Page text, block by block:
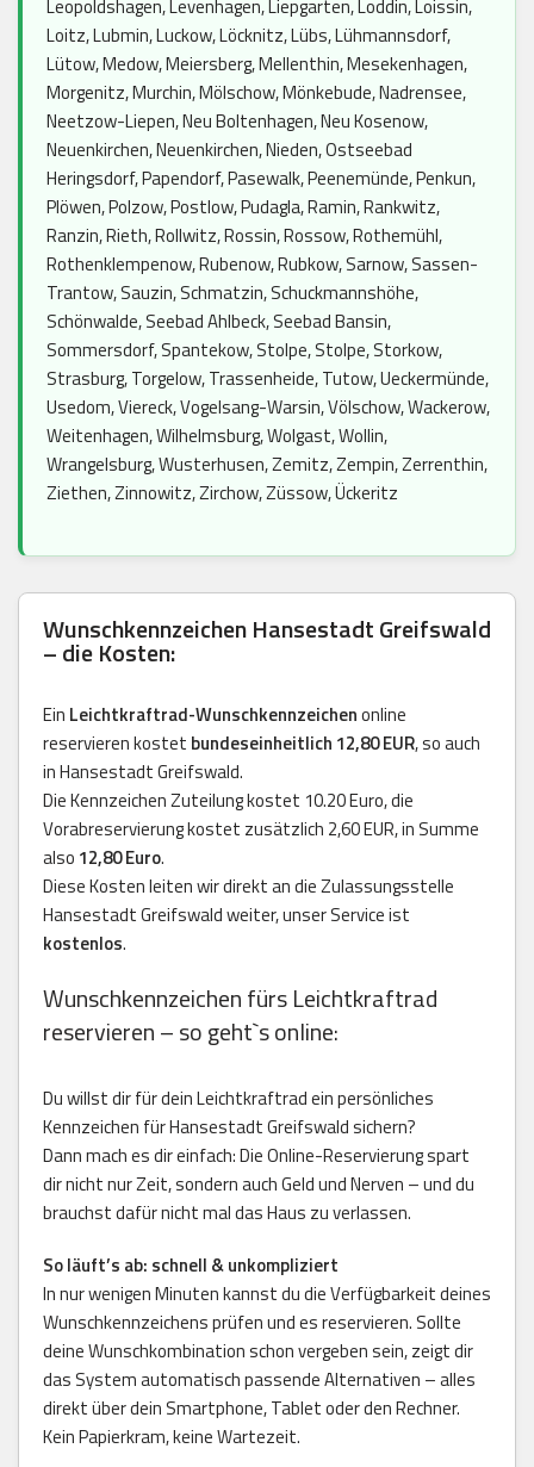
Leopoldshagen, Levenhagen, Liepgarten, Loddin, Loissin,
Loitz, Lubmin, Luckow, Löcknitz, Lübs, Lühmannsdorf,
Lütow, Medow, Meiersberg, Mellenthin, Mesekenhagen,
Morgenitz, Murchin, Mölschow, Mönkebude, Nadrensee,
Neetzow-Liepen, Neu Boltenhagen, Neu Kosenow,
Neuenkirchen, Neuenkirchen, Nieden, Ostseebad
Heringsdorf, Papendorf, Pasewalk, Peenemünde, Penkun,
Plöwen, Polzow, Postlow, Pudagla, Ramin, Rankwitz,
Ranzin, Rieth, Rollwitz, Rossin, Rossow, Rothemühl,
Rothenklempenow, Rubenow, Rubkow, Sarnow, Sassen-
Trantow, Sauzin, Schmatzin, Schuckmannshöhe,
Schönwalde, Seebad Ahlbeck, Seebad Bansin,
Sommersdorf, Spantekow, Stolpe, Stolpe, Storkow,
Strasburg, Torgelow, Trassenheide, Tutow, Ueckermünde,
Usedom, Viereck, Vogelsang-Warsin, Völschow, Wackerow,
Weitenhagen, Wilhelmsburg, Wolgast, Wollin,
Wrangelsburg, Wusterhusen, Zemitz, Zempin, Zerrenthin,
Ziethen, Zinnowitz, Zirchow, Züssow, Ückeritz
Wunschkennzeichen Hansestadt Greifswald
– die Kosten:
Ein Leichtkraftrad-Wunschkennzeichenonline
reservieren kostet bundeseinheitlich 12,80 EUR, so auch
in Hansestadt Greifswald.
Die Kennzeichen Zuteilung kostet 10.20 Euro, die
Vorabreservierung kostet zusätzlich 2,60 EUR, in Summe
also 12,80 Euro.
Diese Kosten leiten wir direkt an die Zulassungsstelle
Hansestadt Greifswald weiter, unser Service ist
kostenlos.
Wunschkennzeichen fürs Leichtkraftrad
reservieren – so geht`s online:
Du willst dir für dein Leichtkraftrad ein persönliches
Kennzeichen für Hansestadt Greifswald sichern?
Dann mach es dir einfach: Die Online-Reservierung spart
dir nicht nur Zeit, sondern auch Geld und Nerven – und du
brauchst dafür nicht mal das Haus zu verlassen.
So läuft’s ab: schnell & unkompliziert
In nur wenigen Minuten kannst du die Verfügbarkeit deines
Wunschkennzeichens prüfen und es reservieren. Sollte
deine Wunschkombination schon vergeben sein, zeigt dir
das System automatisch passende Alternativen – alles
direkt über dein Smartphone, Tablet oder den Rechner.
Kein Papierkram, keine Wartezeit.